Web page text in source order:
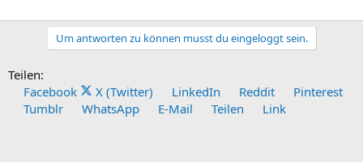
Um antworten zu können musst du eingeloggt sein.
Teilen:
Facebook
X (Twitter) LinkedIn Reddit
Pinterest
Tumblr
WhatsApp E-Mail Teilen Link